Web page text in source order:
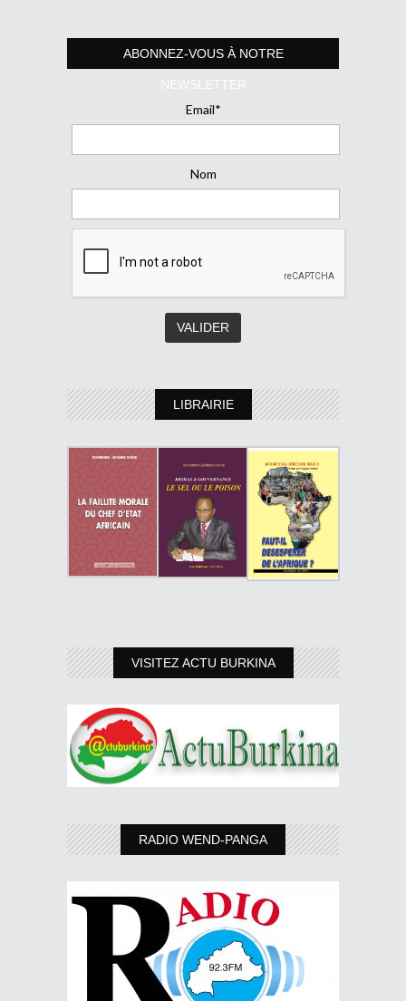
ABONNEZ-VOUS À NOTRE
NEWSLETTER
Email*
Nom
LIBRAIRIE
VISITEZ ACTU BURKINA
RADIO WEND-PANGA